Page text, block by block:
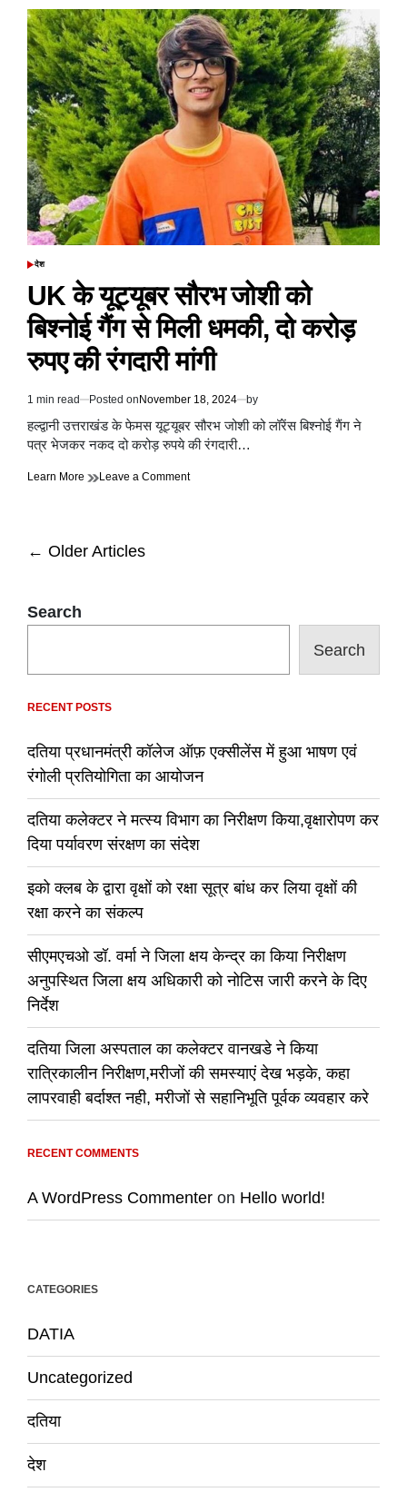
गहलोत
ने
बीजेपी
मुख्यालय
में
ली
BJP
सदस्यता,
खट्टर
मल्होत्रा
रहे
मौजूद
POSTED
देश
UK के यूट्यूबर सौरभ जोशी को
बिश्नोई गैंग से मिली धमकी, दो करोड़
रुपए की रंगदारी मांगी
Estimated
read
time
1 min read Posted on November 18, 2024 by
हल्द्वानी उत्तराखंड के फेमस यूट्यूबर सौरभ जोशी को लॉरेंस बिश्नोई गैंग ने
पत्र भेजकर नकद दो करोड़ रुपये की रंगदारी…
Learn More Leave a Commenton
से
दो
मांगी
Posts
← Older Articles
Search
Search
RECENT POSTS
दतिया प्रधानमंत्री कॉलेज ऑफ़ एक्सीलेंस में हुआ भाषण एवं
रंगोली प्रतियोगिता का आयोजन
दतिया कलेक्टर ने मत्स्य विभाग का निरीक्षण किया,वृक्षारोपण कर
दिया पर्यावरण संरक्षण का संदेश
इको क्लब के द्वारा वृक्षों को रक्षा सूत्र बांध कर लिया वृक्षों की
रक्षा करने का संकल्प
सीएमएचओ डॉ. वर्मा ने जिला क्षय केन्द्र का किया निरीक्षण
अनुपस्थित जिला क्षय अधिकारी को नोटिस जारी करने के दिए
निर्देश
दतिया जिला अस्पताल का कलेक्टर वानखडे ने किया
रात्रिकालीन निरीक्षण,मरीजों की समस्याएं देख भड़के, कहा
लापरवाही बर्दाश्त नही, मरीजों से सहानिभूति पूर्वक व्यवहार करे
RECENT COMMENTS
A WordPress Commenter on Hello world!
CATEGORIES
DATIA
Uncategorized
दतिया
देश